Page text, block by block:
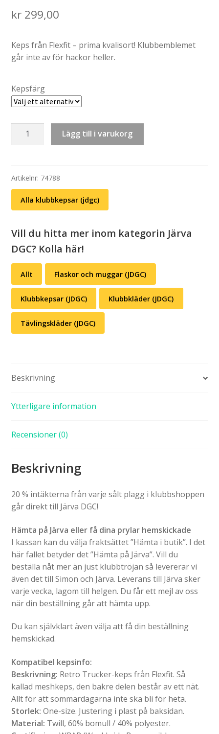
kr299,00
Keps från Flexfit – prima kvalisort! Klubbemblemet
går inte av för hackor heller.
Kepsfärg
Keps:
Flexfit
Retro
Trucker
(välj
mängd
Lägg till i varukorg
Artikelnr: 74788
Alla klubbkepsar (jdgc)
Vill du hitta mer inom kategorin Järva
DGC? Kolla här!
Allt Flaskor och muggar (JDGC)
Klubbkepsar (JDGC) Klubbkläder (JDGC)
Tävlingskläder (JDGC)
Beskrivning
Ytterligare information
Recensioner (0)
Beskrivning
20 % intäkterna från varje sålt plagg i klubbshoppen
går direkt till Järva DGC!
Hämta på Järva eller få dina prylar hemskickade
I kassan kan du välja fraktsättet ”Hämta i butik”. I det
här fallet betyder det ”Hämta på Järva”. Vill du
beställa nåt mer än just klubbtröjan så levererar vi
även det till Simon och Järva. Leverans till Järva sker
varje vecka, lagom till helgen. Du får ett mejl av oss
när din beställning går att hämta upp.
Du kan självklart även välja att få din beställning
hemskickad.
Kompatibel kepsinfo:
Beskrivning: Retro Trucker-keps från Flexfit. Så
kallad meshkeps, den bakre delen består av ett nät.
Allt för att sommardagarna inte ska bli för heta.
Storlek: One-size. Justering i plast på baksidan.
Material: Twill, 60% bomull / 40% polyester.